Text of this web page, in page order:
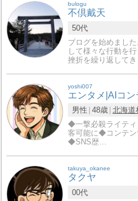
bulogu
不倶戴天
50代
ブログを始めまし
して様々な行動を
挫折を繰り返してき
yoshi007
エンタメ|AIコ
男性 48歳 北海道
◆一撃必殺ライテ
客可能に◆コンテン
◆SNS歴…
takuya_okanee
タクヤ
00代